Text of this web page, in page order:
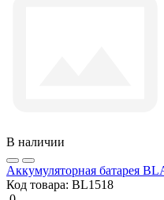
В наличии
Аккумуляторная батарея
Код товара: BL1518